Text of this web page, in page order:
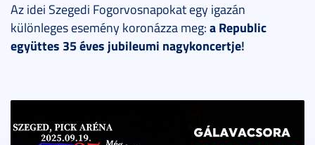
Az idei Szegedi Fogorvosnapokat egy igazán
különleges esemény koronázza meg: a Republic
együttes 35 éves jubileumi nagykoncertje!